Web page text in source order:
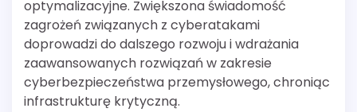
optymalizacyjne. Zwiększona świadomość
zagrożeń związanych z cyberatakami
doprowadzi do dalszego rozwoju i wdrażania
zaawansowanych rozwiązań w zakresie
cyberbezpieczeństwa przemysłowego, chroniąc
infrastrukturę krytyczną.